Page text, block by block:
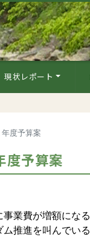
現状レポート
度予算案
度予算案
業費が増額にな
推進を叫んでい